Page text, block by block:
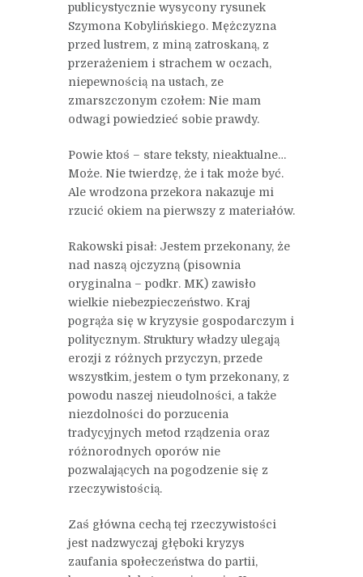
publicystycznie wysycony rysunek
Szymona Kobylińskiego. Mężczyzna
przed lustrem, z miną zatroskaną, z
przerażeniem i strachem w oczach,
niepewnością na ustach, ze
zmarszczonym czołem: Nie mam
odwagi powiedzieć sobie prawdy.
Powie ktoś – stare teksty, nieaktualne…
Może. Nie twierdzę, że i tak może być.
Ale wrodzona przekora nakazuje mi
rzucić okiem na pierwszy z materiałów.
Rakowski pisał: Jestem przekonany, że
nad naszą ojczyzną (pisownia
oryginalna – podkr. MK) zawisło
wielkie niebezpieczeństwo. Kraj
pogrąża się w kryzysie gospodarczym i
politycznym. Struktury władzy ulegają
erozji z różnych przyczyn, przede
wszystkim, jestem o tym przekonany, z
powodu naszej nieudolności, a także
niezdolności do porzucenia
tradycyjnych metod rządzenia oraz
różnorodnych oporów nie
pozwalających na pogodzenie się z
rzeczywistością.
Zaś główna cechą tej rzeczywistości
jest nadzwyczaj głęboki kryzys
zaufania społeczeństwa do partii,